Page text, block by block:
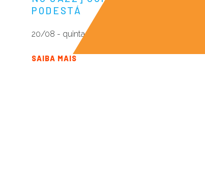
PODESTÁ
20/08 - quinta
SAIBA MAIS